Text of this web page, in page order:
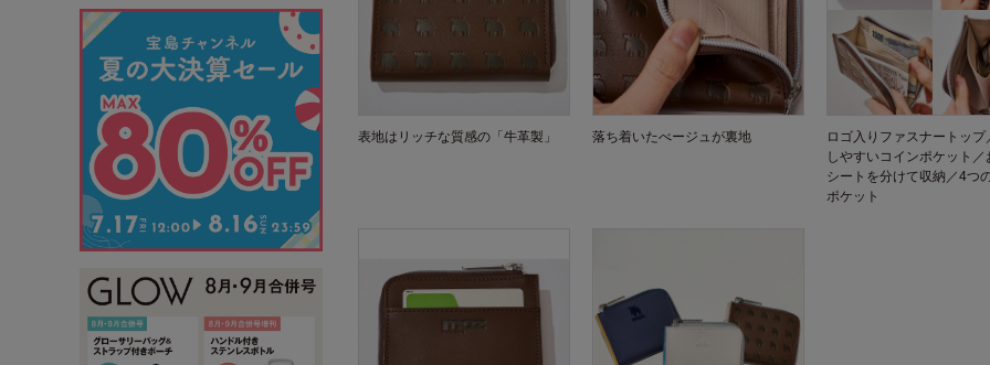
表地はリッチな質感の「牛革製」 落ち着いたべージュが裏地
ロゴ入りファスナートップ
しやすいコインポケット／
シートを分けて収納／4つ
ポケット